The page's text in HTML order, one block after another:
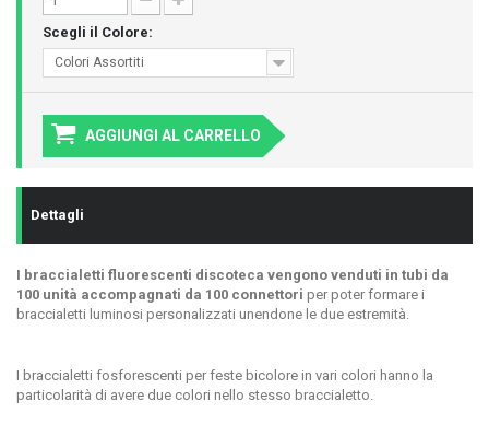
Scegli il Colore:
Colori Assortiti
AGGIUNGI AL CARRELLO
Dettagli
I braccialetti fluorescenti discoteca vengono venduti in tubi da
100 unità accompagnati da 100 connettori per poter formare i
braccialetti luminosi personalizzati unendone le due estremità.
I braccialetti fosforescenti per feste bicolore in vari colori hanno la
particolarità di avere due colori nello stesso braccialetto.